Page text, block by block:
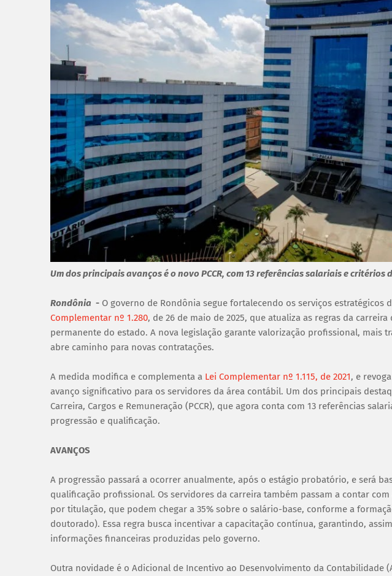
Um dos principais avanços é o novo PCCR, com 13 referências salariais e
Rondônia - O governo de Rondônia segue fortalecendo os serviços estratégicos
Complementar nº 1.280, de 26 de maio de 2025, que atualiza as regras da
permanente do estado. A nova legislação garante valorização profissional, mais
abre caminho para novas contratações.
A medida modifica e complementa a Lei Complementar nº 1.115, de 2021, e
avanço significativo para os servidores da área contábil. Um dos principais
Carreira, Cargos e Remuneração (PCCR), que agora conta com 13 referências
progressão e qualificação.
AVANÇOS
A progressão passará a ocorrer anualmente, após o estágio probatório, e será
qualificação profissional. Os servidores da carreira também passam a contar
por titulação, que podem chegar a 35% sobre o salário-base, conforme a
doutorado). Essa regra busca incentivar a capacitação contínua, garantindo,
informações financeiras produzidas pelo governo.
Outra novidade é o Adicional de Incentivo ao Desenvolvimento da Contabilidade